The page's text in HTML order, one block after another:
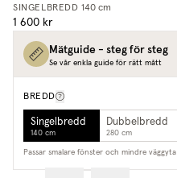
SINGELBREDD 140 cm
1 600 kr
Mätguide - steg för steg
Se vår enkla guide för rätt mått
BREDD
Singelbredd
140 cm
Dubbelbredd
280 cm
Passar smalare fönster och mindre väggyta